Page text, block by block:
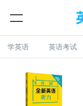
学英语 英语考试